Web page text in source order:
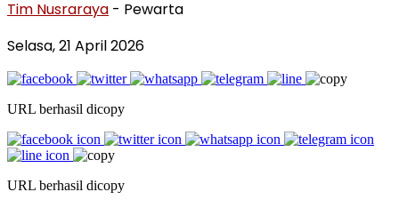
Tim Nusraraya - Pewarta
Selasa, 21 April 2026
URL berhasil dicopy
URL berhasil dicopy